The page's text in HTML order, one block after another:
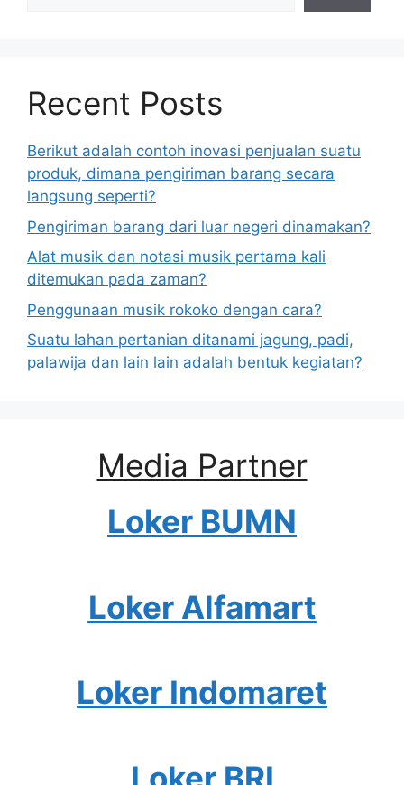
Recent Posts
Berikut adalah contoh inovasi penjualan suatu
produk, dimana pengiriman barang secara
langsung seperti?
Pengiriman barang dari luar negeri dinamakan?
Alat musik dan notasi musik pertama kali
ditemukan pada zaman?
Penggunaan musik rokoko dengan cara?
Suatu lahan pertanian ditanami jagung, padi,
palawija dan lain lain adalah bentuk kegiatan?
Media Partner
Loker BUMN
Loker Alfamart
Loker Indomaret
Loker BRI